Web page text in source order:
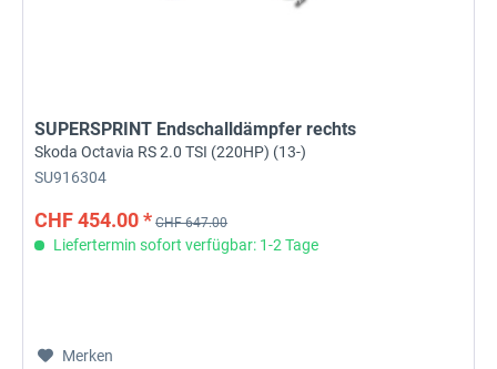
SUPERSPRINT Endschalldämpfer rechts
Skoda Octavia RS 2.0 TSI (220HP) (13-)
SU916304
CHF 454.00 * CHF 647.00
Liefertermin sofort verfügbar: 1-2 Tage
Merken